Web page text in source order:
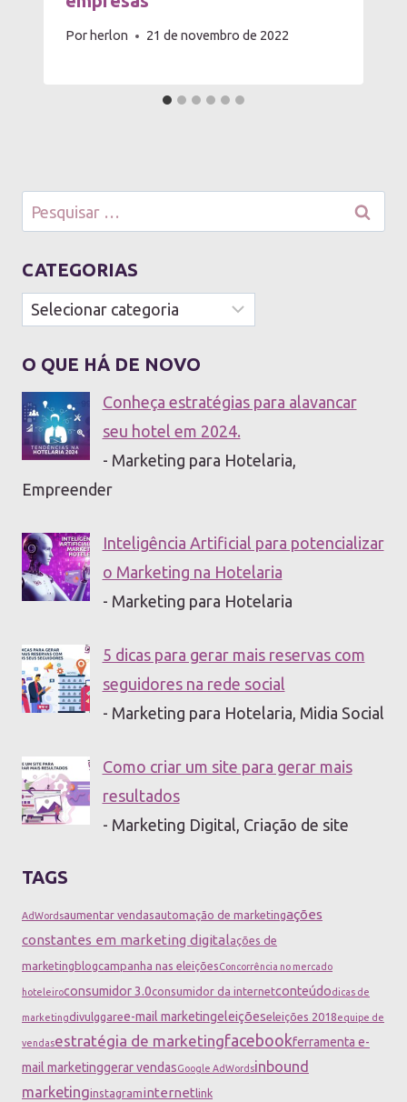
Por herlon 21 de novembro de 2022
Pesquisar
por:
CATEGORIAS
Categorias
O QUE HÁ DE NOVO
Conheça estratégias para alavancar
seu hotel em 2024.
- Marketing para Hotelaria,
Empreender
Inteligência Artificial para potencializar
o Marketing na Hotelaria
- Marketing para Hotelaria
5 dicas para gerar mais reservas com
seguidores na rede social
- Marketing para Hotelaria, Midia Social
Como criar um site para gerar mais
resultados
- Marketing Digital, Criação de site
TAGS
AdWordsaumentar vendasautomação de marketingações
constantes em marketing digitalações de
marketing blogcampanha nas eleiçõesConcorrência no mercado
hoteleiroconsumidor 3.0consumidor da internetconteúdodicas de
marketingdivulggaree-mail marketingeleiçõeseleições 2018equipe de
vendasestratégia de marketingfacebookferramenta e-
mail marketinggerar vendasGoogle AdWordsinbound
marketinginstagraminternetlink